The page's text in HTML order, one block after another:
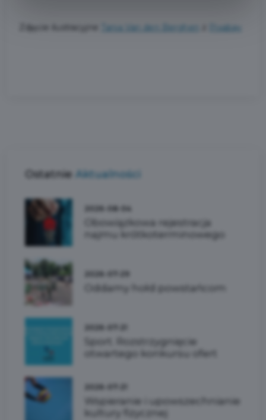
Zdjęcie ilustracyjne Tania Van den Berghen Pixabay
Ostatnie Aktualności
Obowiązkowa rejestracja
najmu krótkoterminowego
Oddamy hołd powstańcom
Sport. Rozstrzygnięcie
otwartego konkursu ofert
Wspieranie i upowszechnianie
kultury fizycznej